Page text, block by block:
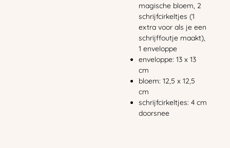
magische bloem, 2
schrijfcirkeltjes (1
extra voor als je een
schrijffoutje maakt),
1 enveloppe
enveloppe: 13 x 13
cm
bloem: 12,5 x 12,5
cm
schrijfcirkeltjes: 4 cm
doorsnee